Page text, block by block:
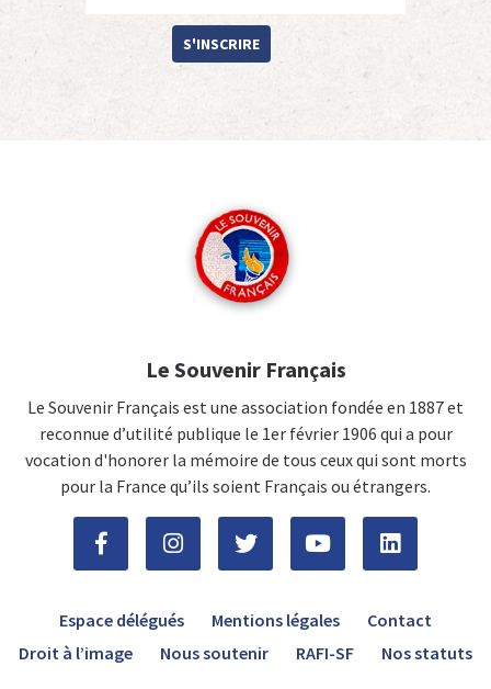
S'INSCRIRE
Le Souvenir Français
Le Souvenir Français est une association fondée en 1887 et
reconnue d’utilité publique le 1er février 1906 qui a pour
vocation d'honorer la mémoire de tous ceux qui sont morts
pour la France qu’ils soient Français ou étrangers.
Espace délégués Mentions légales
Contact
Droit à l’image
Nous soutenir RAFI-SF Nos statuts